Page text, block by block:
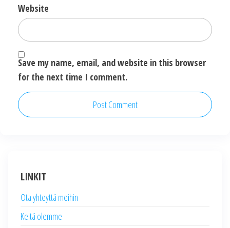
Website
Save my name, email, and website in this browser
for the next time I comment.
LINKIT
Ota yhteyttä meihin
Keitä olemme